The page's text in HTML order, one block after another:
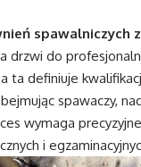
spawalniczych
drzwi do
ta definiuje
spawaczy,
wymaga
i